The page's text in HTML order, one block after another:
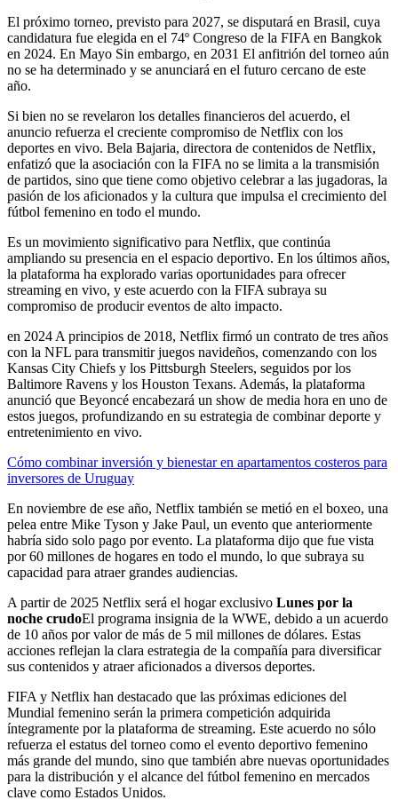
El próximo torneo, previsto para 2027, se disputará en Brasil, cuya
candidatura fue elegida en el 74º Congreso de la FIFA en Bangkok
en 2024. En Mayo Sin embargo, en 2031 El anfitrión del torneo aún
no se ha determinado y se anunciará en el futuro cercano de este
año.
Si bien no se revelaron los detalles financieros del acuerdo, el
anuncio refuerza el creciente compromiso de Netflix con los
deportes en vivo. Bela Bajaria, directora de contenidos de Netflix,
enfatizó que la asociación con la FIFA no se limita a la transmisión
de partidos, sino que tiene como objetivo celebrar a las jugadoras, la
pasión de los aficionados y la cultura que impulsa el crecimiento del
fútbol femenino en todo el mundo.
Es un movimiento significativo para Netflix, que continúa
ampliando su presencia en el espacio deportivo. En los últimos años,
la plataforma ha explorado varias oportunidades para ofrecer
streaming en vivo, y este acuerdo con la FIFA subraya su
compromiso de producir eventos de alto impacto.
en 2024 A principios de 2018, Netflix firmó un contrato de tres años
con la NFL para transmitir juegos navideños, comenzando con los
Kansas City Chiefs y los Pittsburgh Steelers, seguidos por los
Baltimore Ravens y los Houston Texans. Además, la plataforma
anunció que Beyoncé encabezará un show de media hora en uno de
estos juegos, profundizando en su estrategia de combinar deporte y
entretenimiento en vivo.
Cómo combinar inversión y bienestar en apartamentos costeros para
inversores de Uruguay
En noviembre de ese año, Netflix también se metió en el boxeo, una
pelea entre Mike Tyson y Jake Paul, un evento que anteriormente
habría sido solo pago por evento. La plataforma dijo que fue vista
por 60 millones de hogares en todo el mundo, lo que subraya su
capacidad para atraer grandes audiencias.
A partir de 2025 Netflix será el hogar exclusivo Lunes por la
noche crudoEl programa insignia de la WWE, debido a un acuerdo
de 10 años por valor de más de 5 mil millones de dólares. Estas
acciones reflejan la clara estrategia de la compañía para diversificar
sus contenidos y atraer aficionados a diversos deportes.
FIFA y Netflix han destacado que las próximas ediciones del
Mundial femenino serán la primera competición adquirida
íntegramente por la plataforma de streaming. Este acuerdo no sólo
refuerza el estatus del torneo como el evento deportivo femenino
más grande del mundo, sino que también abre nuevas oportunidades
para la distribución y el alcance del fútbol femenino en mercados
clave como Estados Unidos.